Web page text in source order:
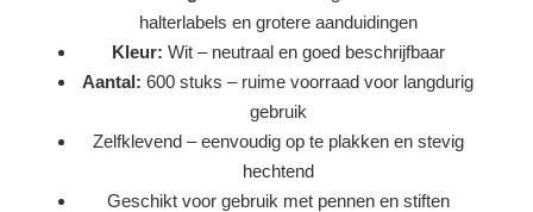
halterlabels en grotere aanduidingen
Kleur: Wit – neutraal en goed beschrijfbaar
Aantal: 600 stuks – ruime voorraad voor langdurig
gebruik
Zelfklevend – eenvoudig op te plakken en stevig
hechtend
Geschikt voor gebruik met pennen en stiften